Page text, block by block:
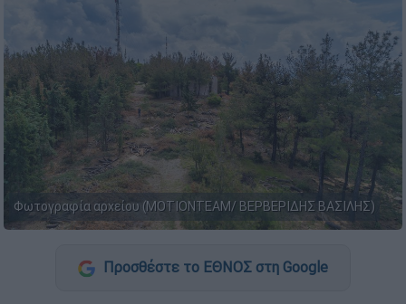
Φωτογραφία αρχείου (ΜΟΤΙΟΝΤΕΑΜ/ ΒΕΡΒΕΡΙΔΗΣ ΒΑΣΙΛΗΣ)
Προσθέστε το ΕΘΝΟΣ στη Google